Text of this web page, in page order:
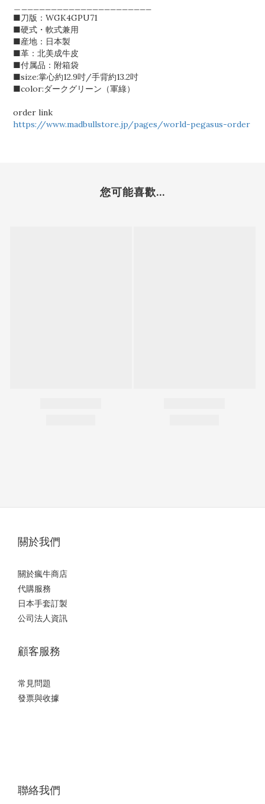
■刀版：WGK4GPU71
■硬式・軟式兼用
■産地：日本製
■革：北美成牛皮
■付属品：附箱袋
■size:掌心約12.9吋/手背約13.2吋
■color:ダークグリーン（軍綠）
order link
https://www.madbullstore.jp/pages/world-pegasus-order
您可能喜歡...
關於我們
關於瘋牛商店
代購服務
日本手套訂製
公司法人資訊
顧客服務
常見問題
發票與收據
聯絡我們